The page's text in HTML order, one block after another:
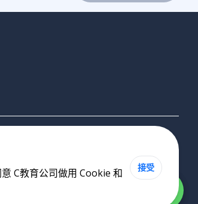
C教育公司做用 Cookie 和
接受